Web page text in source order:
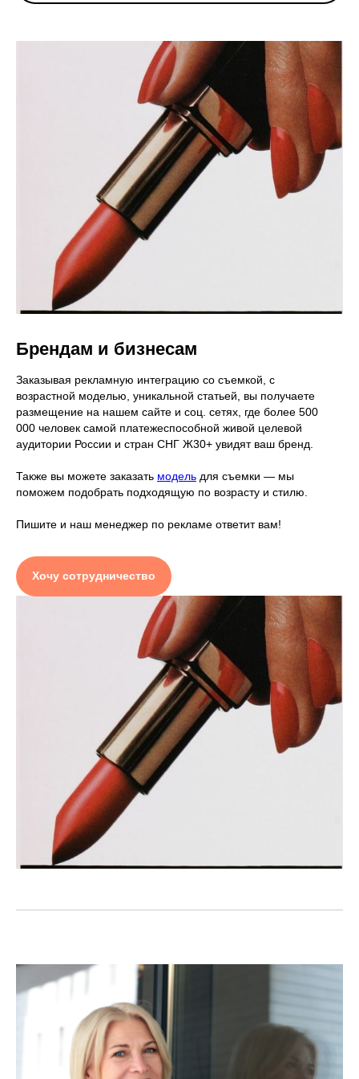
Брендам и бизнесам
Заказывая рекламную интеграцию со съемкой, с
возрастной моделью, уникальной статьей, вы получаете
размещение на нашем сайте и соц. сетях, где более 500
000 человек самой платежеспособной живой целевой
аудитории России и стран СНГ Ж30+ увидят ваш бренд.
Также вы можете заказать модель для съемки — мы
поможем подобрать подходящую по возрасту и стилю.
Пишите и наш менеджер по рекламе ответит вам!
Хочу сотрудничество